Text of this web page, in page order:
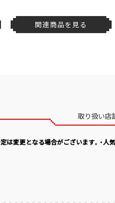
関連商品を見る
取り扱い店
は変更となる場合がございます。・人